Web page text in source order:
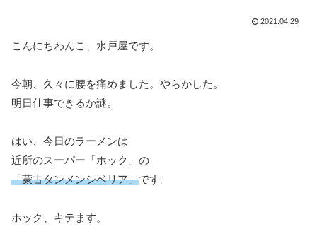
2021.04.29
こんにちわんこ、水戸屋です。
今朝、久々に腰を痛めました。やらかした。
明日仕事できるか謎。
はい、今日のラーメンは
近所のスーパー「ホック」の
「蒙古タンメンシベリア」です。
ホック、キテます。